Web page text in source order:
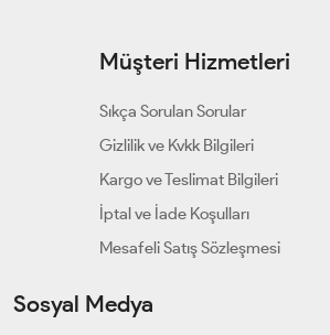
Müşteri Hizmetleri
Sıkça Sorulan Sorular
Gizlilik ve Kvkk Bilgileri
Kargo ve Teslimat Bilgileri
İptal ve İade Koşulları
Mesafeli Satış Sözleşmesi
Sosyal Medya